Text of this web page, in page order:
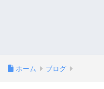
ホーム ブログ